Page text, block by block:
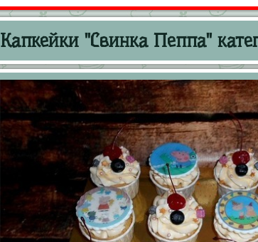
Капкейки "Свинка Пеппа"